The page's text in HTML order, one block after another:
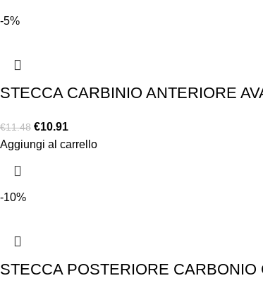
-5%
STECCA CARBINIO ANTERIORE
€11.48 €10.91
Aggiungi al carrello
-10%
STECCA POSTERIORE